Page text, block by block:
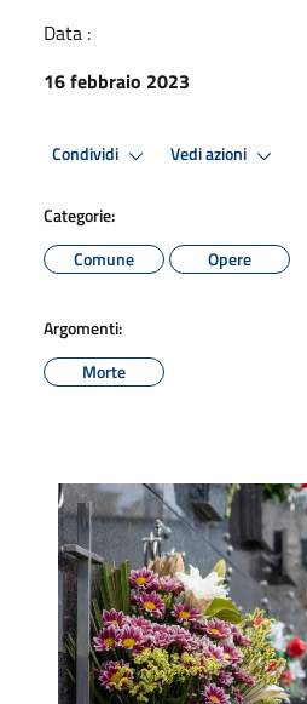
Data :
16 febbraio 2023
Condividi Vedi azioni
Categorie:
Comune
Opere
Argomenti:
Morte